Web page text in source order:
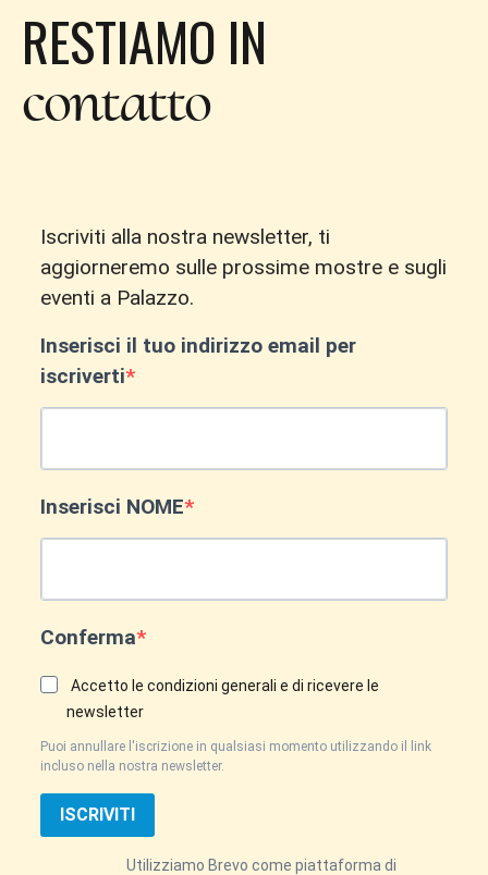
RESTIAMO IN
contatto
Iscriviti alla nostra newsletter, ti
aggiorneremo sulle prossime mostre e sugli
eventi a Palazzo.
Inserisci il tuo indirizzo email per
iscriverti
Inserisci NOME
Conferma
Accetto le condizioni generali e di ricevere le
newsletter
Puoi annullare l'iscrizione in qualsiasi momento utilizzando il link
incluso nella nostra newsletter.
ISCRIVITI
Utilizziamo Brevo come piattaforma di